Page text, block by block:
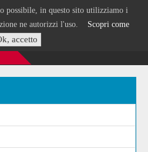
in questo sito utilizziamo i
ne autorizzi l'uso. Scopri come
accetto